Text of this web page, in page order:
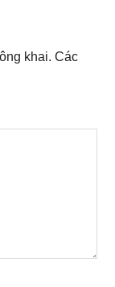
khai. Các